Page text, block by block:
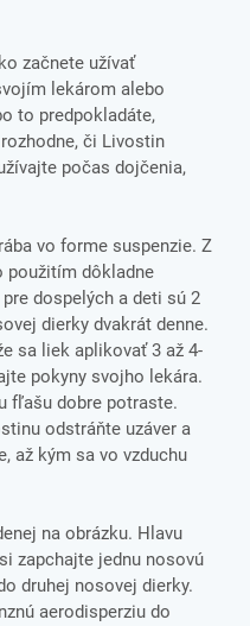
začnete užívať
lekárom alebo
to predpokladáte,
či Livostin
počas dojčenia,
vo forme suspenzie. Z
použitím dôkladne
dospelých a deti sú 2
dierky dvakrát denne.
sa liek aplikovať 3 až 4-
pokyny svojho lekára.
fľašu dobre potraste.
odstráňte uzáver a
až kým sa vo vzduchu
na obrázku. Hlavu
zapchajte jednu nosovú
druhej nosovej dierky.
aerodisperziu do